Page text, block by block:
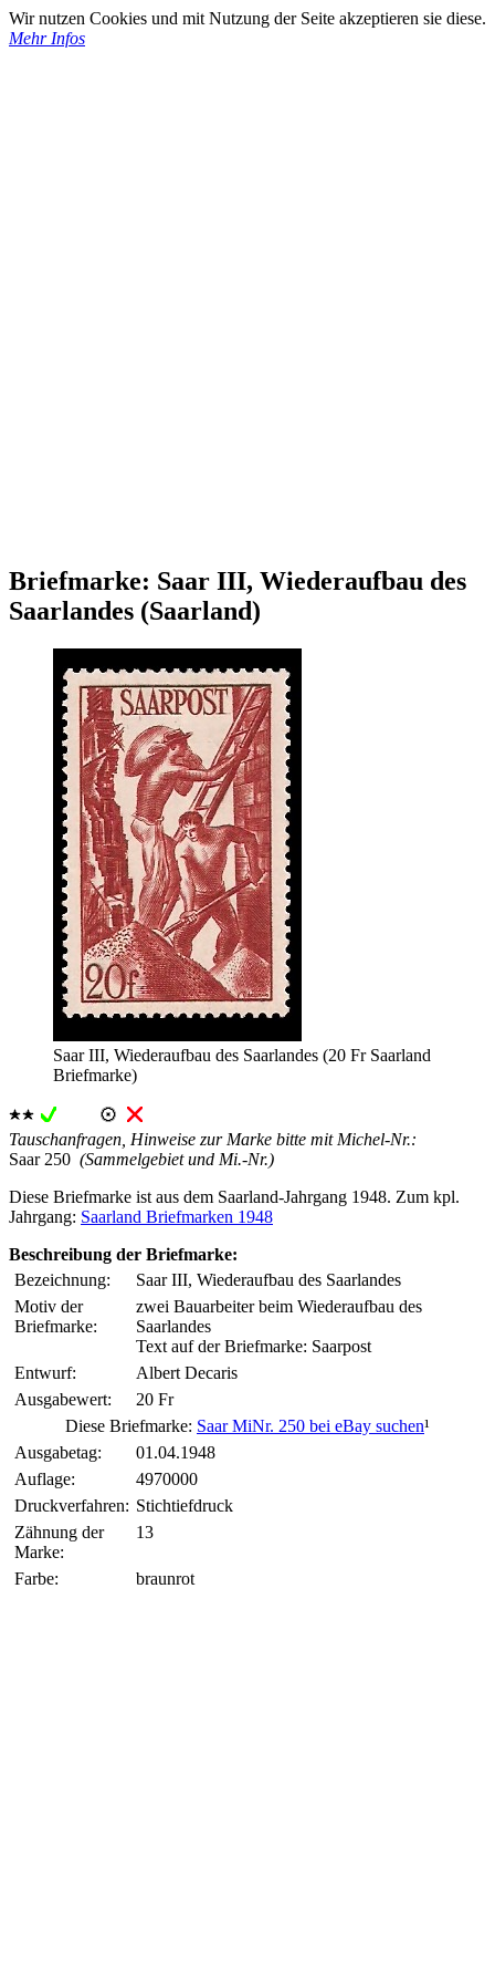
Wir nutzen Cookies und mit Nutzung der Seite akzeptieren sie diese.
Mehr Infos
Briefmarke: Saar III, Wiederaufbau des
Saarlandes (Saarland)
Saar III, Wiederaufbau des Saarlandes (20 Fr Saarland
Briefmarke)
Tauschanfragen, Hinweise zur Marke bitte mit Michel-Nr.:
Saar 250 (Sammelgebiet und Mi.-Nr.)
Diese Briefmarke ist aus dem Saarland-Jahrgang 1948. Zum kpl.
Jahrgang: Saarland Briefmarken 1948
Beschreibung der Briefmarke:
Bezeichnung:
Saar III, Wiederaufbau des Saarlandes
Motiv der
Briefmarke:
zwei Bauarbeiter beim Wiederaufbau des
Saarlandes
Text auf der Briefmarke: Saarpost
Entwurf:
Albert Decaris
Ausgabewert:
20 Fr
Diese Briefmarke: Saar MiNr. 250 bei eBay suchen¹
Ausgabetag:
01.04.1948
Auflage:
4970000
Druckverfahren: Stichtiefdruck
Zähnung der
Marke:
13
Farbe: braunrot